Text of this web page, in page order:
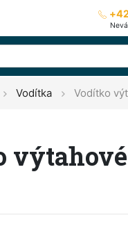
Vodítka Vodítko
výtahové